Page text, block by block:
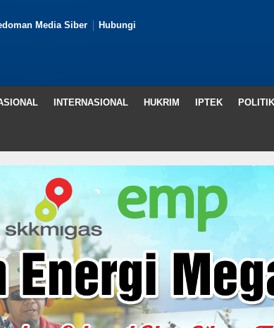
Media Siber Hubungi
INTERNASIONAL HUKRIM IPTEK POLITIK